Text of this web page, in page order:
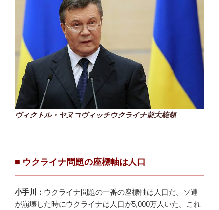
ヴィクトル・ヤヌコヴィッチウクライナ前大統領
■ ウクライナ問題の座標軸は人口
小手川： ウクライナ問題の一番の座標軸は人口だ。ソ連
が崩壊した時にウクライナは人口が5,000万人いた。これ